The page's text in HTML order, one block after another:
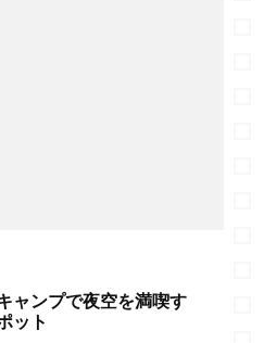
ャンプで夜空を満喫す
ット